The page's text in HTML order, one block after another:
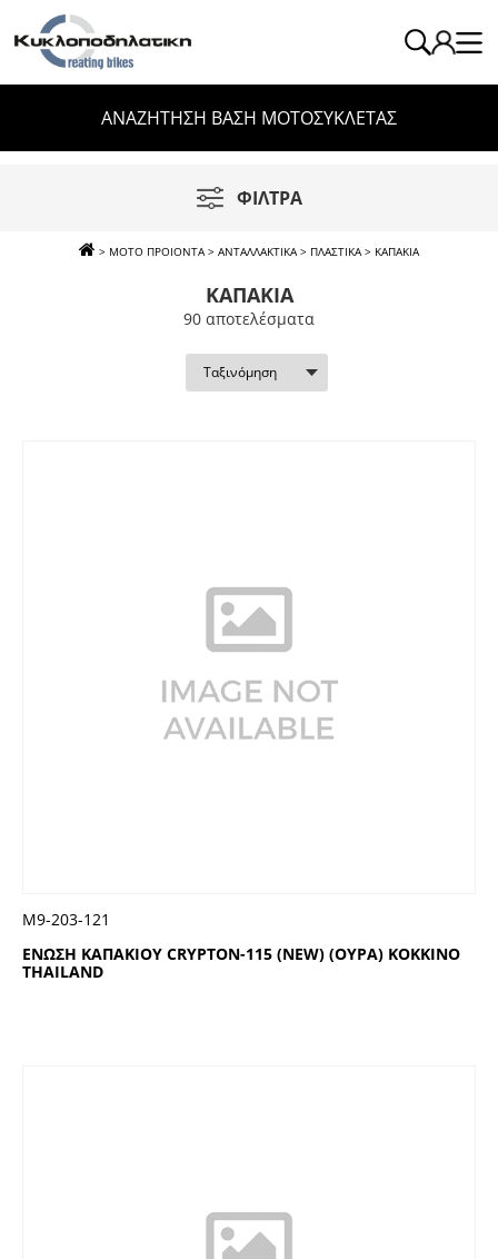
ΑΝΑΖΗΤΗΣΗ ΒΑΣΗ ΜΟΤΟΣΥΚΛΕΤΑΣ
ΦΙΛΤΡΑ
> ΜΟΤΟ ΠΡΟΙΟΝΤΑ > ΑΝΤΑΛΛΑΚΤΙΚΑ > ΠΛΑΣΤΙΚΑ > ΚΑΠΑΚΙΑ
ΚΑΠΑΚΙΑ
90 απoτελέσματα
ΕΝΩΣΗ ΚΑΠΑΚΙΟΥ CRYPTON-115 (NEW) (ΟΥΡΑ) KOKKINO
THAILAND
Μ9-203-121